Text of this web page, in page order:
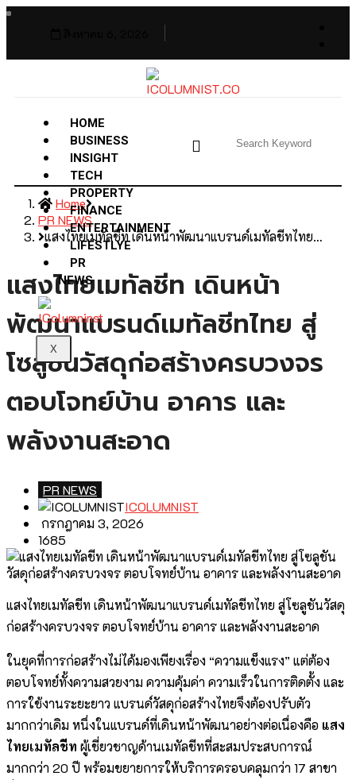
HOME
BUSINESS
INSIGHT
TECH
PROPERTY
FINANCE
ENTERTAINMENT
LIFESTLYE
PR
NEWS
X
Home
PR NEWS
แสงไทยเมทัลชีท เดินหน้าพัฒนาแบรนด์เมทัลชีทไทย…
แสงไทยเมทัลชีท เดินหน้า
พัฒนาแบรนด์เมทัลชีทไทย สู่
โซลูชันวัสดุก่อสร้างครบวงจร
ตอบโจทย์บ้าน อาคาร และ
พลังงานสะอาด
PR NEWS
ICOLUMNIST
กรกฎาคม 3, 2026
1685
แสงไทยเมทัลชีท เดินหน้าพัฒนาแบรนด์เมทัลชีทไทย สู่โซลูชันวัสดุ
ก่อสร้างครบวงจร ตอบโจทย์บ้าน อาคาร และพลังงานสะอาด
ในยุคที่การก่อสร้างไม่ได้มองเพียงเรื่อง “ความแข็งแรง” แต่ต้อง
ตอบโจทย์ทั้งความสวยงาม ความคุ้มค่า ความเร็วในการติดตั้ง และ
การใช้งานระยะยาว แบรนด์วัสดุก่อสร้างไทยจึงต้องปรับตัว
มากกว่าเดิม หนึ่งในแบรนด์ที่เดินหน้าพัฒนาอย่างต่อเนื่องคือ แสง
ไทยเมทัลชีท ผู้เชี่ยวชาญด้านเมทัลชีทที่สะสมประสบการณ์
มากกว่า 20 ปี พร้อมขยายการให้บริการครอบคลุมกว่า 17 สาขา